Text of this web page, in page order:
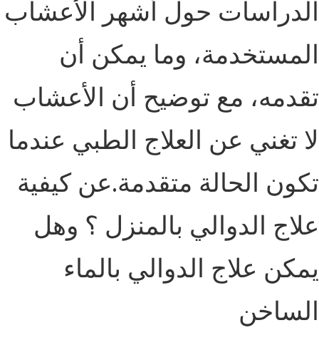
الدراسات حول أشهر الأعشاب
المستخدمة، وما يمكن أن
تقدمه، مع توضيح أن الأعشاب
لا تغني عن العلاج الطبي عندما
تكون الحالة متقدمة.عن كيفية
علاج الدوالي بالمنزل ؟ وهل
يمكن علاج الدوالي بالماء
الساخن